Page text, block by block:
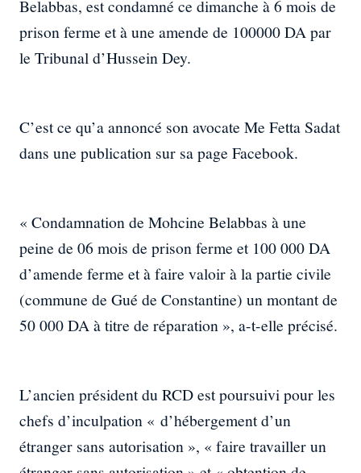
Belabbas, est condamné ce dimanche à 6 mois de
prison ferme et à une amende de 100000 DA par
le Tribunal d’Hussein Dey.
C’est ce qu’a annoncé son avocate Me Fetta Sadat
dans une publication sur sa page Facebook.
« Condamnation de Mohcine Belabbas à une
peine de 06 mois de prison ferme et 100 000 DA
d’amende ferme et à faire valoir à la partie civile
(commune de Gué de Constantine) un montant de
50 000 DA à titre de réparation », a-t-elle précisé.
L’ancien président du RCD est poursuivi pour les
chefs d’inculpation « d’hébergement d’un
étranger sans autorisation », « faire travailler un